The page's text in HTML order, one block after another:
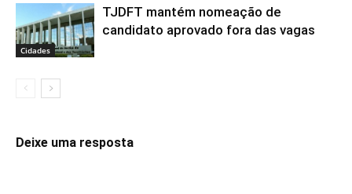
Cidades
TJDFT mantém nomeação de
candidato aprovado fora das vagas
Deixe uma resposta